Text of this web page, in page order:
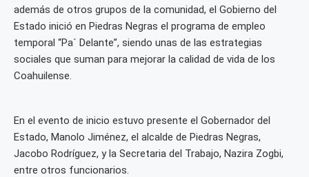
además de otros grupos de la comunidad, el Gobierno del
Estado inició en Piedras Negras el programa de empleo
temporal “Pa´ Delante”, siendo unas de las estrategias
sociales que suman para mejorar la calidad de vida de los
Coahuilense.
En el evento de inicio estuvo presente el Gobernador del
Estado, Manolo Jiménez, el alcalde de Piedras Negras,
Jacobo Rodríguez, y la Secretaria del Trabajo, Nazira Zogbi,
entre otros funcionarios.